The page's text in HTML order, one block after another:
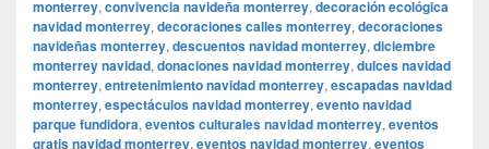
monterrey, convivencia navideña monterrey, decoración ecológica
navidad monterrey, decoraciones calles monterrey, decoraciones
navideñas monterrey, descuentos navidad monterrey, diciembre
monterrey navidad, donaciones navidad monterrey, dulces navidad
monterrey, entretenimiento navidad monterrey, escapadas navidad
monterrey, espectáculos navidad monterrey, evento navidad
parque fundidora, eventos culturales navidad monterrey, eventos
gratis navidad monterrey, eventos navidad monterrey, eventos